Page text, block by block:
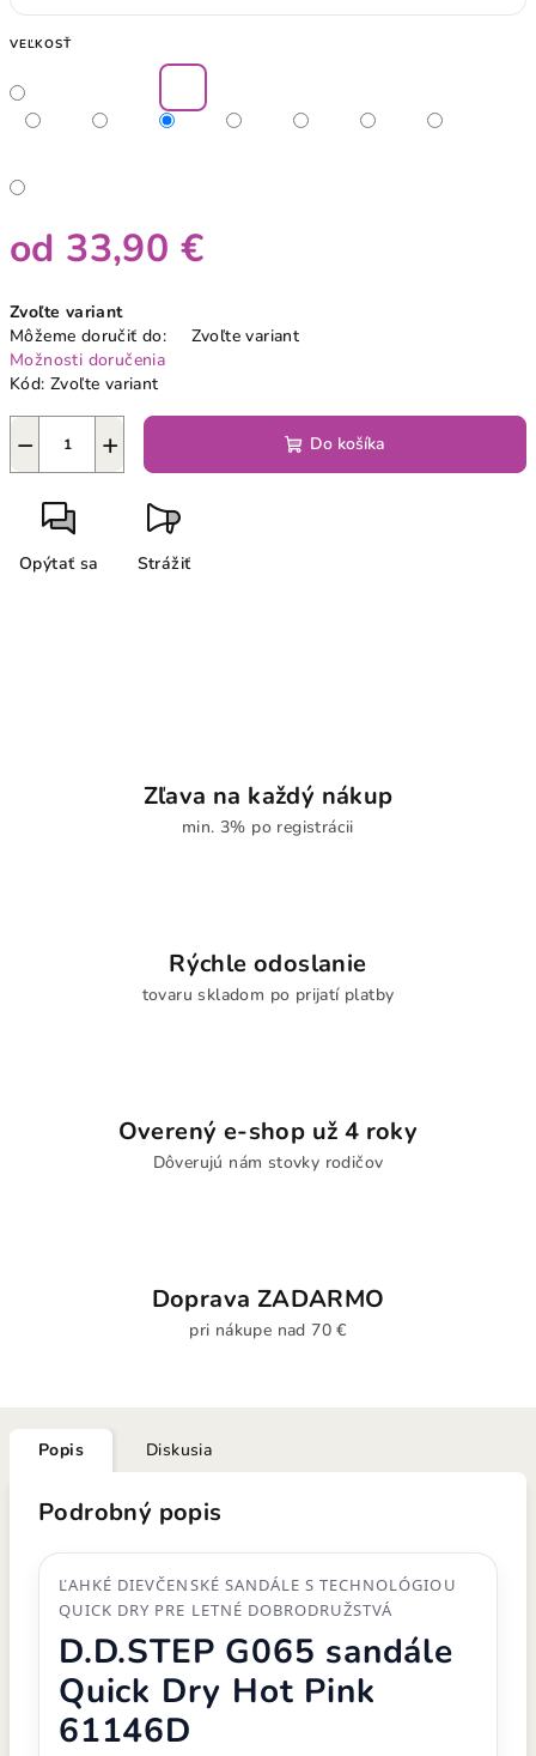
VEĽKOSŤ
od 33,90 €
cena:
Zvoľte variant
Môžeme doručiť do:
Zvoľte variant
Možnosti doručenia
Kód: Zvoľte variant
+
− Do košíka
Opýtať sa Strážiť
Zľava na každý nákup
min. 3% po registrácii
Rýchle odoslanie
tovaru skladom po prijatí platby
Overený e-shop už 4 roky
Dôverujú nám stovky rodičov
Doprava ZADARMO
pri nákupe nad 70 €
Popis Diskusia
Podrobný popis
ĽAHKÉ DIEVČENSKÉ SANDÁLE S TECHNOLÓGIOU
QUICK DRY PRE LETNÉ DOBRODRUŽSTVÁ
D.D.STEP G065 sandále
Quick Dry Hot Pink
61146D